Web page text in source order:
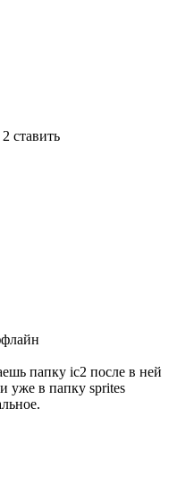
ставить
папку ic2 после в ней
уже в папку sprites